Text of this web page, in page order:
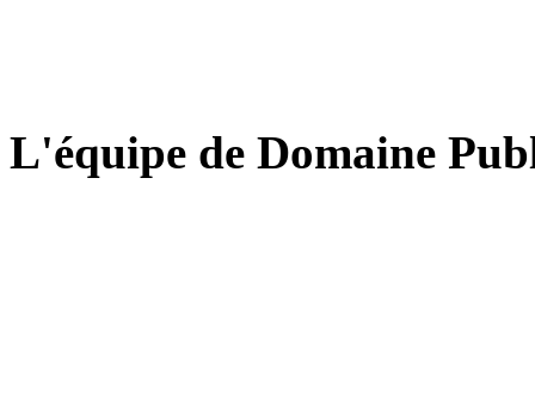
L'équipe de Domaine